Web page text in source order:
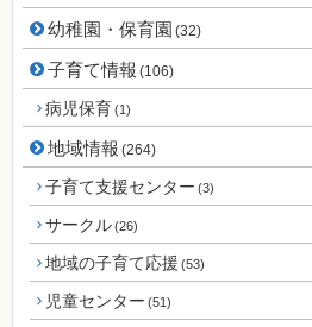
幼稚園・保育園 (32)
子育て情報 (106)
病児保育(1)
地域情報 (264)
子育て支援センター (3)
サークル(26)
地域の子育て応援 (53)
児童センター (51)